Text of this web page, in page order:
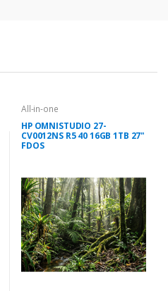
All-in-one
HP OMNISTUDIO 27-
CV0012NS R5 40 16GB 1TB 27"
FDOS